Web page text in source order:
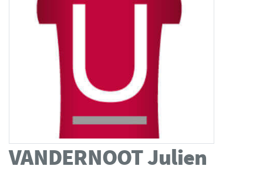
VANDERNOOTJulien